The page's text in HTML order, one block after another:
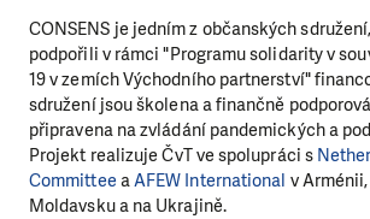
CONSENS je jedním z občanských
podpořili v rámci "Programu solidarity v
19 v zemích Východního partnerství"
sdružení jsou školena a finančně
připravena na zvládání pandemických a
Projekt realizuje ČvT ve spolupráci s
Committee aAFEW International v
Moldavsku a na Ukrajině.